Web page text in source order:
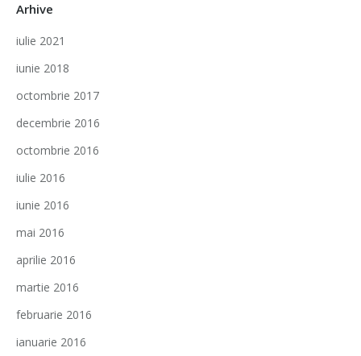
Arhive
iulie 2021
iunie 2018
octombrie 2017
decembrie 2016
octombrie 2016
iulie 2016
iunie 2016
mai 2016
aprilie 2016
martie 2016
februarie 2016
ianuarie 2016